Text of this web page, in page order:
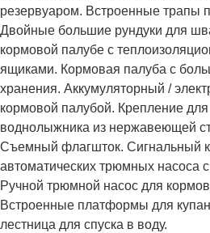
резервуаром. Встроенные трапы
Двойные большие рундуки для
кормовой палубе с
ящиками. Кормовая палуба с
хранения. Аккумуляторный /
кормовой палубой. Крепление для
воднолыжника из нержавеющей
Съемный флагшток. Сигнальный
автоматических трюмных насоса
Ручной трюмной насос для
Встроенные платформы для
лестница для спуска в воду.